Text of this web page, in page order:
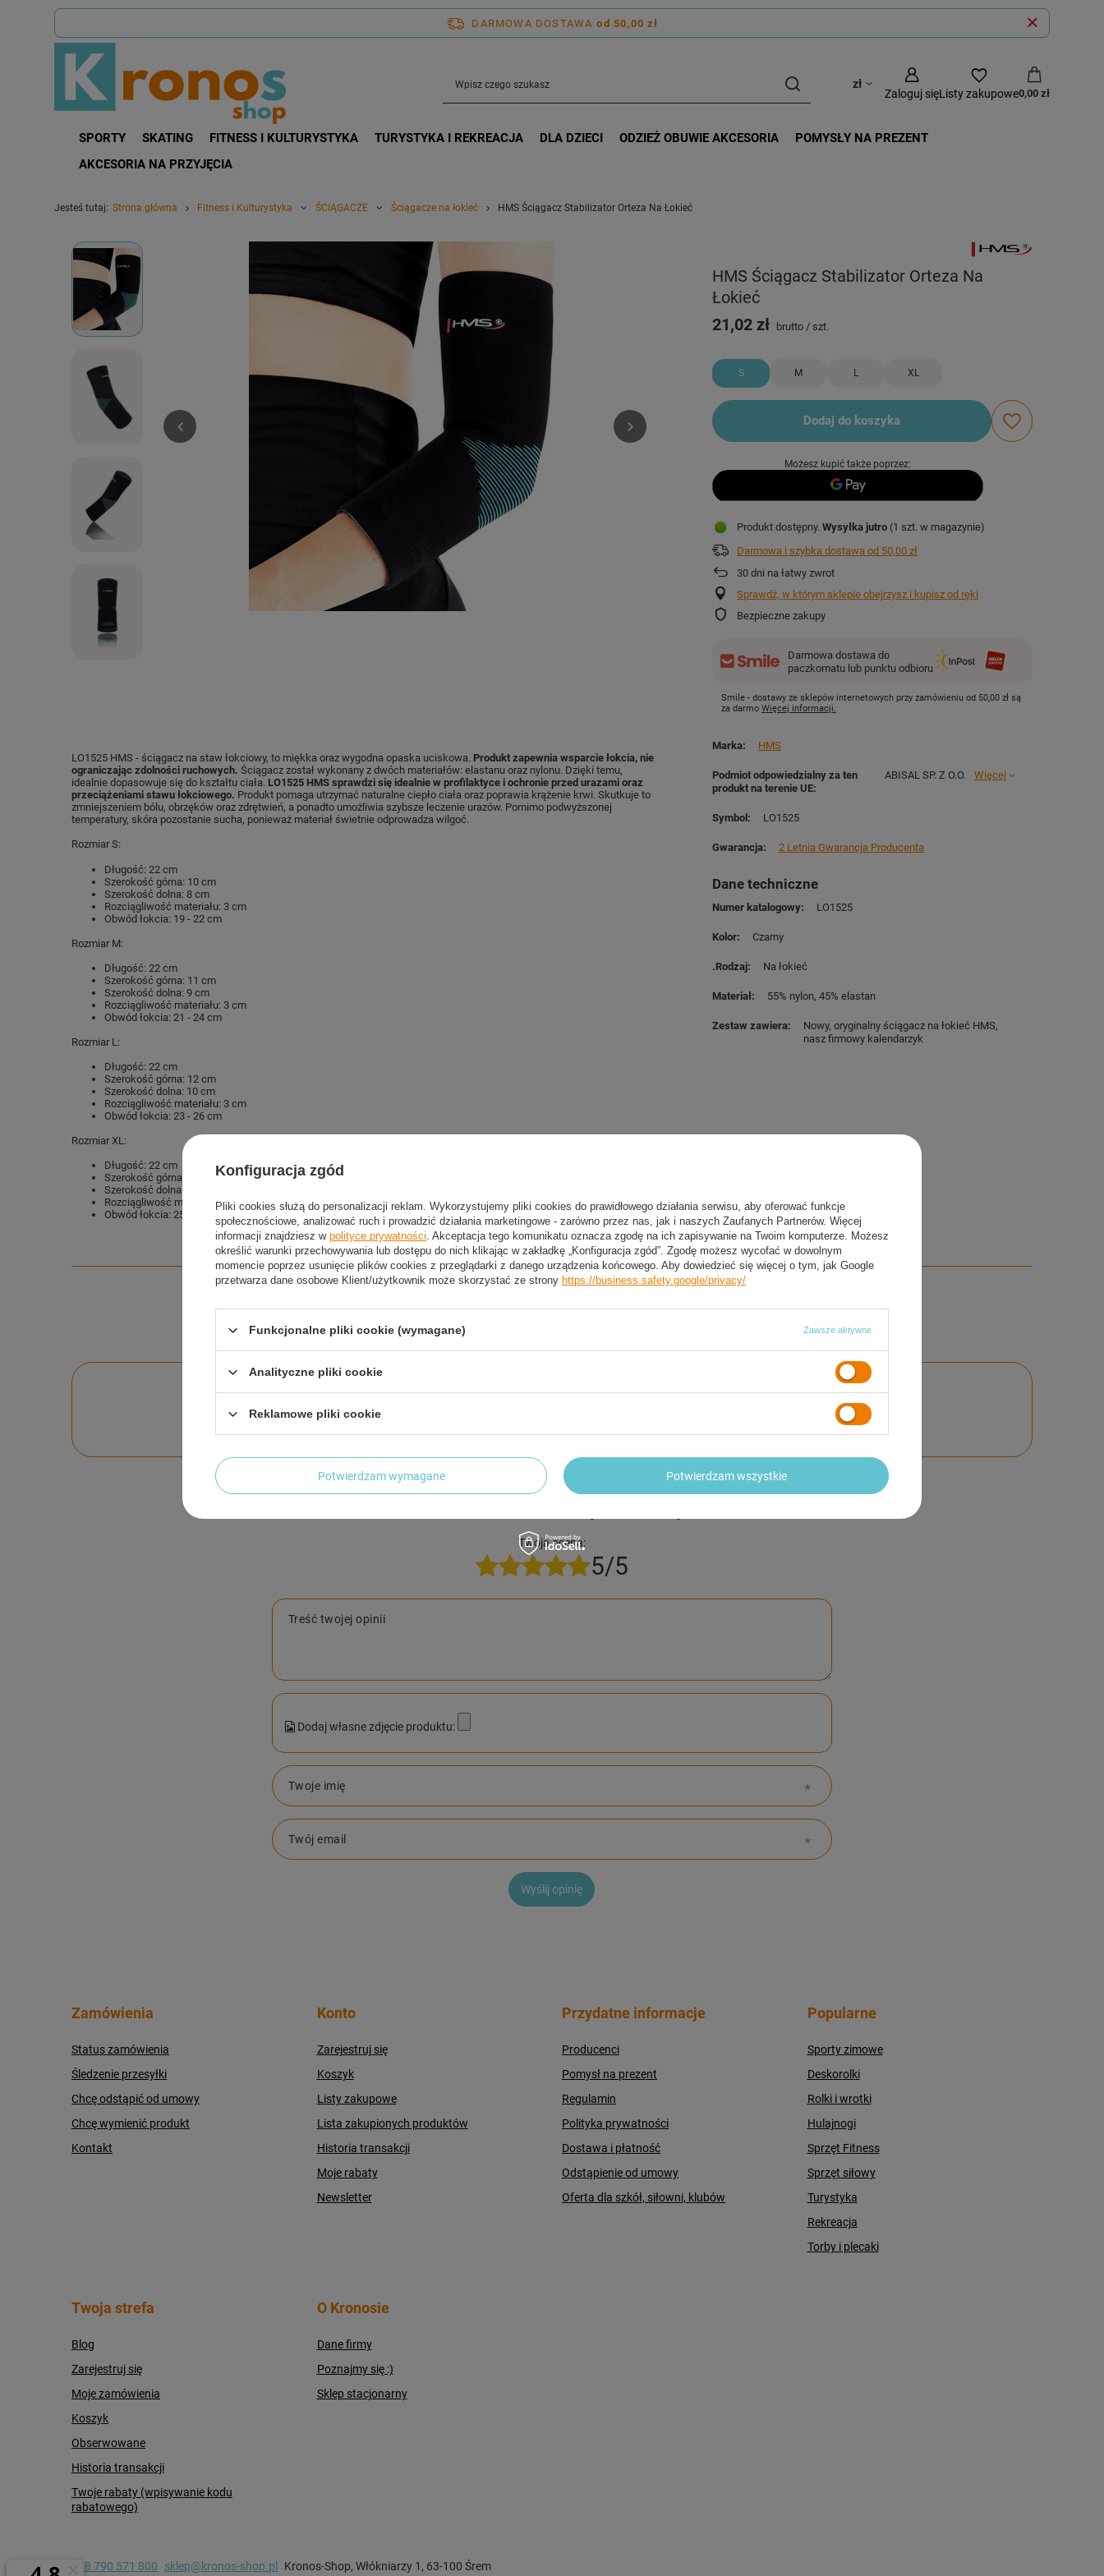
DARMOWA DOSTAWA od 50,00 zł
zł
Zaloguj sięListy zakupowe0,00 zł
SPORTY SKATING FITNESS I KULTURYSTYKA TURYSTYKA I REKREACJA DLA DZIECI ODZIEŻ OBUWIE AKCESORIA
POMYSŁY NA PREZENT
AKCESORIA NA PRZYJĘCIA
Jesteś tutaj: Strona główna Fitness i Kulturystyka ŚCIĄGACZE Ściągacze na łokieć HMS Ściągacz Stabilizator Orteza Na Łokieć
HMS Ściągacz Stabilizator Orteza Na
Łokieć
S M L XL
21,02 zł brutto / szt.
Dodaj do koszyka
Możesz kupić także poprzez:
Produkt dostępny Wysyłka jutro (1 szt. w magazynie)
Darmowa i szybka dostawa od 50,00 zł
30 dni na łatwy zwrot
Sprawdź, w którym sklepie obejrzysz i kupisz od ręki
Bezpieczne zakupy
Darmowa dostawa do
paczkomatu lub punktu odbioru
Smile - dostawy ze sklepów internetowych przy zamówieniu od 50,00 zł są
za darmoWięcej informacji.
LO1525 HMS - ściągacz na staw łokciowy, to miękka oraz wygodna opaska uciskowa. Produkt zapewnia wsparcie łokcia, nie
ograniczając zdolności ruchowych. Ściągacz został wykonany z dwóch materiałów: elastanu oraz nylonu. Dzięki temu,
idealnie dopasowuje się do kształtu ciała. LO1525 HMS sprawdzi się idealnie w profilaktyce i ochronie przed urazami oraz
przeciążeniami stawu łokciowego. Produkt pomaga utrzymać naturalne ciepło ciała oraz poprawia krążenie krwi. Skutkuje to
zmniejszeniem bólu, obrzęków oraz zdrętwień, a ponadto umożliwia szybsze leczenie urazów. Pomimo podwyższonej
temperatury, skóra pozostanie sucha, ponieważ materiał świetnie odprowadza wilgoć.
Rozmiar S:
Długość: 22 cm
Szerokość górna: 10 cm
Szerokość dolna: 8 cm
Rozciągliwość materiału: 3 cm
Obwód łokcia: 19 - 22 cm
Rozmiar M:
Długość: 22 cm
Szerokość górna: 11 cm
Szerokość dolna: 9 cm
Rozciągliwość materiału: 3 cm
Obwód łokcia: 21 - 24 cm
Rozmiar L:
Długość: 22 cm
Szerokość górna: 12 cm
Szerokość dolna: 10 cm
Rozciągliwość materiału: 3 cm
Obwód łokcia: 23 - 26 cm
Rozmiar XL:
Długość: 22 cm
Szerokość górna: 13 cm
Szerokość dolna: 11 cm
Rozciągliwość materiału: 3 cm
Obwód łokcia: 25 - 28 cm
Marka HMS
Podmiot odpowiedzialny za ten
produkt na terenie UE
ABISAL SP. Z O.O. Więcej
Symbol LO1525
Gwarancja 2 Letnia Gwarancja Producenta
Dane techniczne
Numer katalogowy LO1525
Kolor Czarny
.Rodzaj Na łokieć
Materiał 55% nylon 45% elastan
Zestaw zawiera
Nowy, oryginalny ściągacz na łokieć HMS
nasz firmowy kalendarzyk
Potrzebujesz pomocy? Masz pytania?
Zadaj pytanie a my odpowiemy niezwłocznie, najciekawsze pytania i odpowiedzi
Twoja ocena:
5/5
Treść twojej opinii
Dodaj własne zdjęcie produktu:
Twoje imię
Twój email
Wyślij opinię
Zamówienia
Status zamówienia
Śledzenie przesyłki
Chcę odstąpić od umowy
Chcę wymienić produkt
Kontakt
Konto
Zarejestruj się
Koszyk
Listy zakupowe
Lista zakupionych produktów
Historia transakcji
Moje rabaty
Newsletter
Przydatne informacje
Producenci
Pomysł na prezent
Regulamin
Polityka prywatności
Dostawa i płatność
Odstąpienie od umowy
Oferta dla szkół, siłowni, klubów
Popularne
Sporty zimowe
Deskorolki
Rolki i wrotki
Hulajnogi
Sprzęt Fitness
Sprzęt siłowy
Turystyka
Rekreacja
Torby i plecaki
Twoja strefa
Blog
Zarejestruj się
Moje zamówienia
Koszyk
Obserwowane
Historia transakcji
Twoje rabaty (wpisywanie kodu
rabatowego)
O Kronosie
Dane firmy
Poznajmy się :)
Sklep stacjonarny
+48 790 571 800 sklep@kronos-shop.pl Kronos-Shop, Włókniarzy 1 , 63-100 Śrem
Konfiguracja zgód
Pliki cookies służą do personalizacji reklam. Wykorzystujemy pliki cookies do prawidłowego działania serwisu, aby oferować funkcje
społecznościowe, analizować ruch i prowadzić działania marketingowe - zarówno przez nas, jak i naszych Zaufanych Partnerów. Więcej
informacji znajdziesz w polityce prywatności. Akceptacja tego komunikatu oznacza zgodę na ich zapisywanie na Twoim komputerze. Możesz
określić warunki przechowywania lub dostępu do nich klikając w zakładkę „Konfiguracja zgód”. Zgodę możesz wycofać w dowolnym
momencie poprzez usunięcie plików cookies z przeglądarki z danego urządzenia końcowego. Aby dowiedzieć się więcej o tym, jak Google
przetwarza dane osobowe Klient/użytkownik może skorzystać ze strony https://business.safety.google/privacy/
Funkcjonalne pliki cookie (wymagane) Zawsze aktywne
Analityczne pliki cookie
Reklamowe pliki cookie
Potwierdzam wymagane Potwierdzam wszystkie